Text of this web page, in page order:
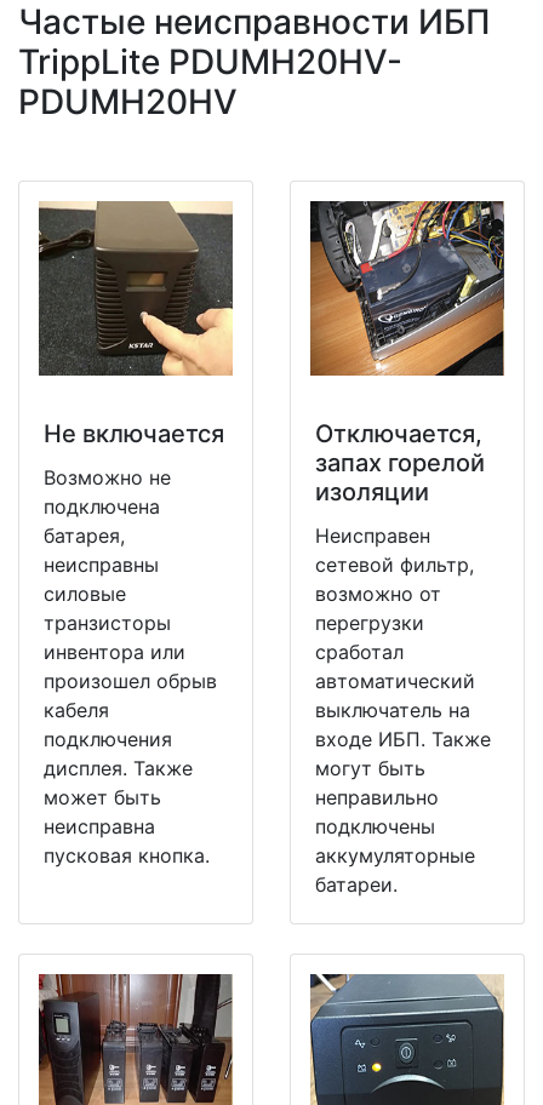
Частые неисправности ИБП
TrippLite PDUMH20HV-
PDUMH20HV
Не включается
Возможно не
подключена
батарея,
неисправны
силовые
транзисторы
инвентора или
произошел обрыв
кабеля
подключения
дисплея. Также
может быть
неисправна
пусковая кнопка.
Отключается,
запах горелой
изоляции
Неисправен
сетевой фильтр,
возможно от
перегрузки
сработал
автоматический
выключатель на
входе ИБП. Также
могут быть
неправильно
подключены
аккумуляторные
батареи.